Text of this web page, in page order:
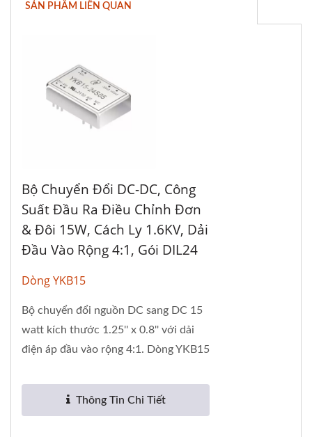
SẢN PHẨM LIÊN QUAN
Bộ Chuyển Đổi DC-DC, Công
Suất Đầu Ra Điều Chỉnh Đơn
& Đôi 15W, Cách Ly 1.6KV, Dải
Đầu Vào Rộng 4:1, Gói DIL24
Dòng YKB15
Bộ chuyển đổi nguồn DC sang DC 15
watt kích thước 1.25'' x 0.8'' với dải
điện áp đầu vào rộng 4:1. Dòng YKB15
Thông Tin Chi Tiết